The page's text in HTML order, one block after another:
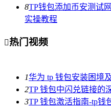
8TP钱包添加币安测试
实操教程
热门视频
1华为 tp 钱包安装困境
2TP 钱包中闪兑链接的
3TP 钱包激活指南-tp钱